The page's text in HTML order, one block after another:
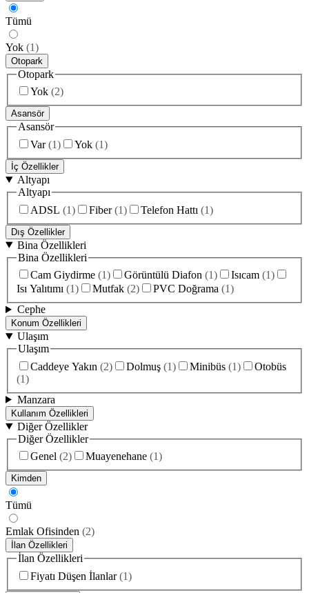
Tümü
Yok (1)
Otopark
Otopark
Yok (2)
Asansör
Asansör
Var (1) Yok (1)
İç Özellikler
Altyapı
Altyapı
ADSL (1) Fiber (1) Telefon Hattı (1)
Dış Özellikler
Bina Özellikleri
Bina Özellikleri
Cam Giydirme (1) Görüntülü Diafon (1) Isıcam (1)
Isı Yalıtımı (1) Mutfak (2) PVC Doğrama (1)
Cephe
Konum Özellikleri
Ulaşım
Ulaşım
Caddeye Yakın (2) Dolmuş (1) Minibüs (1)
Otobüs
(1)
Manzara
Kullanım Özellikleri
Diğer Özellikler
Diğer Özellikler
Genel (2) Muayenehane (1)
Kimden
Tümü
Emlak Ofisinden (2)
İlan Özellikleri
İlan Özellikleri
Fiyatı Düşen İlanlar (1)